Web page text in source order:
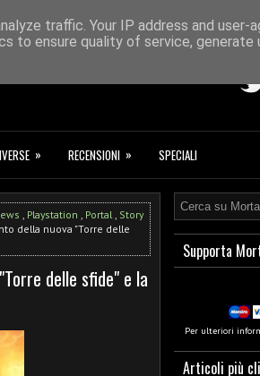
» RECENSIONI » SPECIALI
, Playstation , Portal, Story
della nuova "Torre delle
delle sfide" e la
Supporta
Per ulteriori
Articoli più
traffic. Your IP address and user-
to ensure quality of service, generate